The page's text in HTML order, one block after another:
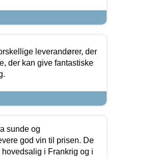
leverandører, der
der kan give fantastiske
sunde og
god vin til prisen. De
i Frankrig og i